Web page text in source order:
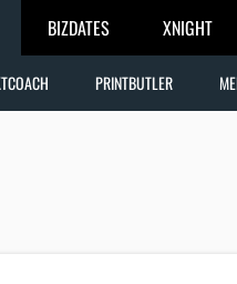
BIZDATES XNIGHT
PRINTBUTLER